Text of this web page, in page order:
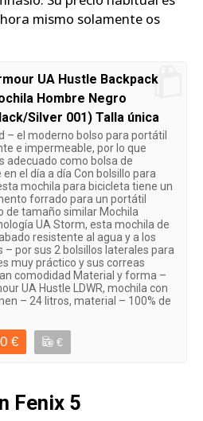
mismo solamente os
UA Hustle Backpack
Hombre Negro
Silver 001) Talla única
– el moderno bolso para portátil
e impermeable, por lo que
adecuado como bolsa de
el día a día Con bolsillo para
mochila para bicicleta tiene un
forrado para un portátil
de tamaño similar Mochila
UA Storm, esta mochila de
resistente al agua y a los
por sus 2 bolsillos laterales para
muy práctico y sus correas
comodidad Material y forma –
UA Hustle LDWR, mochila con
– 24 litros, material – 100% de
€ €
Fenix 5